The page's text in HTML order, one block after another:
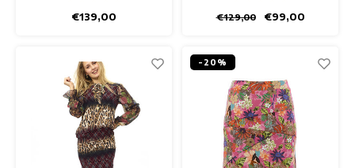
€139,00 €129,00 €99,00
-20%